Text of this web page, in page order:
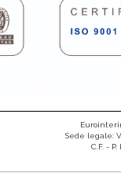
Sede legale:
C.F. -